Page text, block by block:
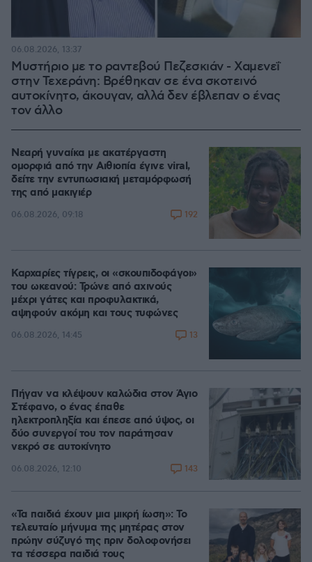
Μυστήριο με το ραντεβού Πεζεσκιάν - Χαμενεΐ
στην Τεχεράνη: Βρέθηκαν σε ένα σκοτεινό
αυτοκίνητο, άκουγαν, αλλά δεν έβλεπαν ο ένας
τον άλλο
06.08.2026, 13:37
Νεαρή γυναίκα με ακατέργαστη
ομορφιά από την Αιθιοπία έγινε viral,
δείτε την εντυπωσιακή μεταμόρφωσή
της από μακιγιέρ
06.08.2026, 09:18 192
Καρχαρίες τίγρεις, οι «σκουπιδοφάγοι»
του ωκεανού: Τρώνε από αχινούς
μέχρι γάτες και προφυλακτικά,
αψηφούν ακόμη και τους τυφώνες
06.08.2026, 14:45 13
Πήγαν να κλέψουν καλώδια στον Άγιο
Στέφανο, ο ένας έπαθε
ηλεκτροπληξία και έπεσε από ύψος, οι
δύο συνεργοί του τον παράτησαν
νεκρό σε αυτοκίνητο
06.08.2026, 12:10 143
«Τα παιδιά έχουν μια μικρή ίωση»: Το
τελευταίο μήνυμα της μητέρας στον
πρώην σύζυγό της πριν δολοφονήσει
τα τέσσερα παιδιά τους